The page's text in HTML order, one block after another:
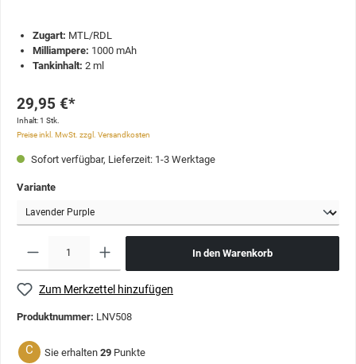
Zugart: MTL/RDL
Milliampere: 1000 mAh
Tankinhalt: 2 ml
29,95 €*
Inhalt:1 Stk.
Preise inkl. MwSt. zzgl. Versandkosten
Sofort verfügbar, Lieferzeit: 1-3 Werktage
Variante
In den Warenkorb
Zum Merkzettel hinzufügen
Produktnummer: LNV508
C Sie erhalten 29 Punkte